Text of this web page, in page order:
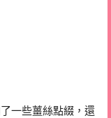
一些薑絲點綴，還